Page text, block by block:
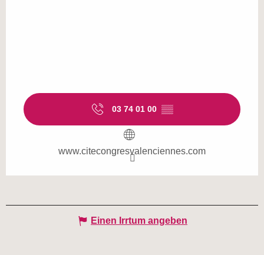
03 74 01 00 ▒▒
www.citecongresvalenciennes.com
Einen Irrtum angeben